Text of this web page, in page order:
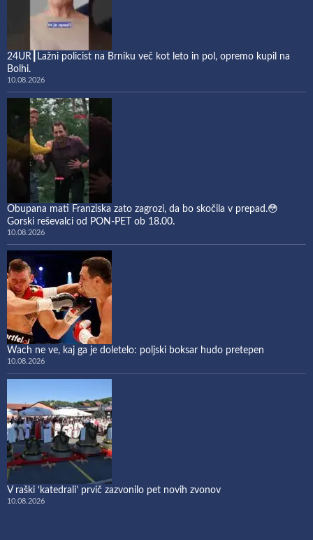
24UR┃Lažni policist na Brniku več kot leto in pol, opremo kupil na
Bolhi.
10.08.2026
Obupana mati Franziska zato zagrozi, da bo skočila v prepad.😳
Gorski reševalci od PON-PET ob 18.00.
10.08.2026
Wach ne ve, kaj ga je doletelo: poljski boksar hudo pretepen
10.08.2026
​V raški ‘katedrali’ prvič zazvonilo pet novih zvonov
10.08.2026